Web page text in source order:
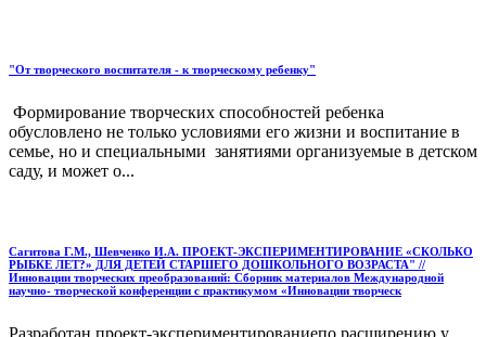
"От творческого воспитателя - к творческому ребенку"
Формирование творческих способностей ребенка
обусловлено не только условиями его жизни и воспитание в
семье, но и специальными занятиями организуемые в детском
саду, и может о...
Сагитова Г.М., Шевченко И.А. ПРОЕКТ-ЭКСПЕРИМЕНТИРОВАНИЕ «СКОЛЬКО
РЫБКЕ ЛЕТ?» ДЛЯ ДЕТЕЙ СТАРШЕГО ДОШКОЛЬНОГО ВОЗРАСТА" //
Инновации творческих преобразований: Сборник материалов Международной
научно- творческой конференции с практикумом «Инновации творческ